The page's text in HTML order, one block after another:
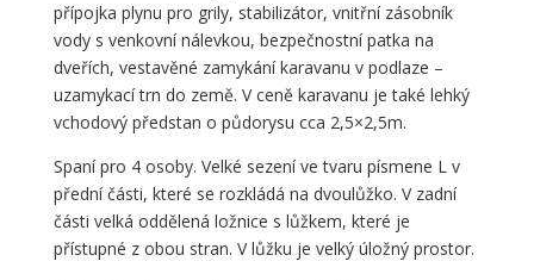
přípojka plynu pro grily, stabilizátor, vnitřní zásobník
vody s venkovní nálevkou, bezpečnostní patka na
dveřích, vestavěné zamykání karavanu v podlaze –
uzamykací trn do země. V ceně karavanu je také lehký
vchodový předstan o půdorysu cca 2,5×2,5m.
Spaní pro 4 osoby. Velké sezení ve tvaru písmene L v
přední části, které se rozkládá na dvoulůžko. V zadní
části velká oddělená ložnice s lůžkem, které je
přístupné z obou stran. V lůžku je velký úložný prostor.